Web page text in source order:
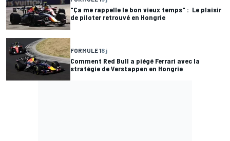
"Ça me rappelle le bon vieux temps" : Le plaisir
de piloter retrouvé en Hongrie
FORMULE 18 j
Comment Red Bull a piégé Ferrari avec la
stratégie de Verstappen en Hongrie